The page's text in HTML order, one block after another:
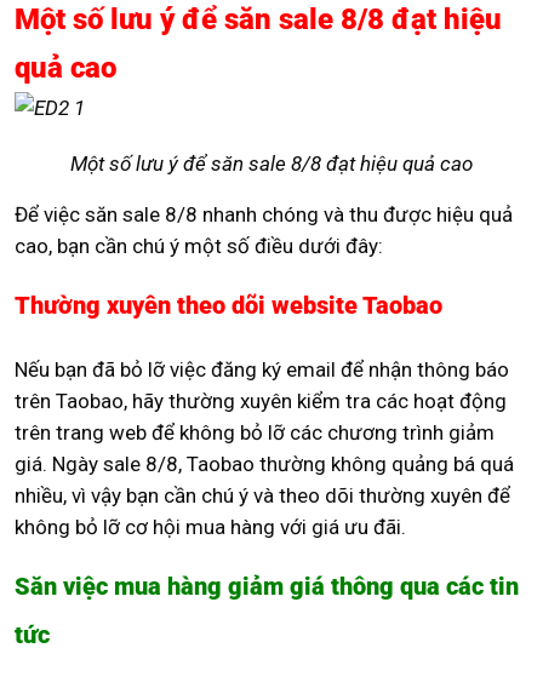
Một số lưu ý để săn sale 8/8 đạt hiệu
quả cao
Một số lưu ý để săn sale 8/8 đạt hiệu quả cao
Để việc săn sale 8/8 nhanh chóng và thu được hiệu quả
cao, bạn cần chú ý một số điều dưới đây:
Thường xuyên theo dõi website Taobao
Nếu bạn đã bỏ lỡ việc đăng ký email để nhận thông báo
trên Taobao, hãy thường xuyên kiểm tra các hoạt động
trên trang web để không bỏ lỡ các chương trình giảm
giá. Ngày sale 8/8, Taobao thường không quảng bá quá
nhiều, vì vậy bạn cần chú ý và theo dõi thường xuyên để
không bỏ lỡ cơ hội mua hàng với giá ưu đãi.
Săn việc mua hàng giảm giá thông qua các tin
tức